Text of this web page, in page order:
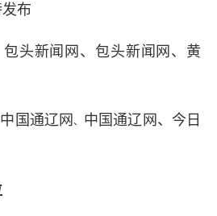
布
包头新闻网 、包头新闻网 、 黄
中国通辽网、 中国通辽网 、 今日